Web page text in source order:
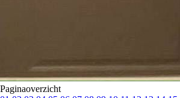
Paginaoverzicht